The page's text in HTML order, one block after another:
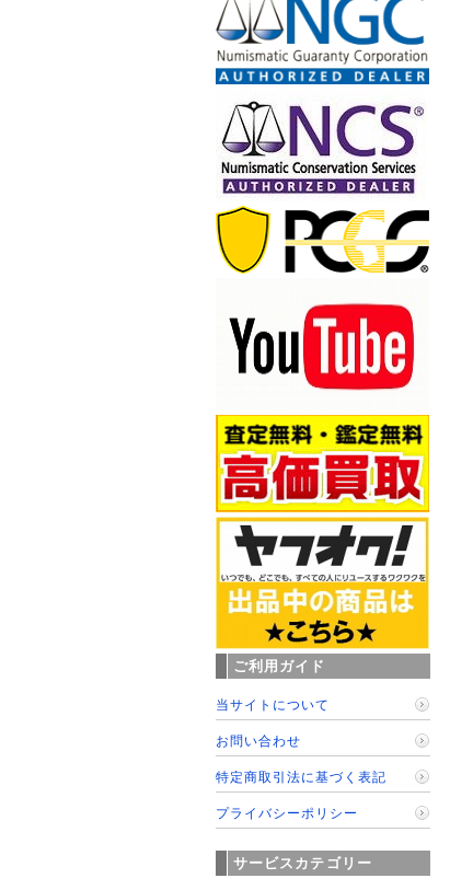
ご利用ガイド
当サイトについて
お問い合わせ
特定商取引法に基づく表記
プライバシーポリシー
サービスカテゴリー